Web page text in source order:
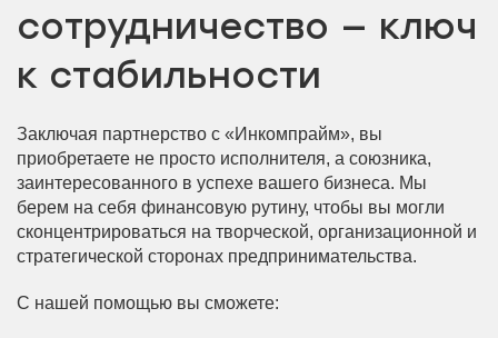
сотрудничество — ключ
к стабильности
Заключая партнерство с «Инкомпрайм», вы
приобретаете не просто исполнителя, а союзника,
заинтересованного в успехе вашего бизнеса. Мы
берем на себя финансовую рутину, чтобы вы могли
сконцентрироваться на творческой, организационной и
стратегической сторонах предпринимательства.
С нашей помощью вы сможете: